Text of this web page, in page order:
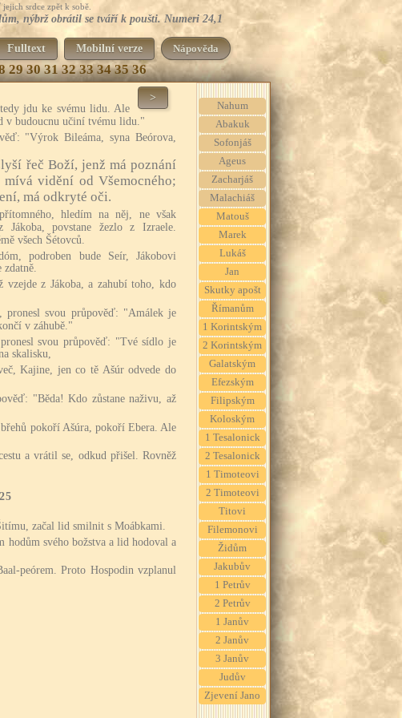
srdce zpět k sobě.
nýbrž obrátil se tváří k poušti. Numeri 24,1
Fulltext Mobilní verze Nápověda
29 30 31 32 33 34 35 36
>
jdu ke svému lidu. Ale
v budoucnu učiní tvému lidu."
"Výrok Bileáma, syna Beórova,
řeč Boží, jenž má poznání
vidění od Všemocného;
má odkryté oči.
hledím na něj, ne však
povstane žezlo z Izraele.
všech Šétovců.
podroben bude Seír, Jákobovi
zdatně.
vzejde z Jákoba, a zahubí toho, kdo
pronesl svou průpověď: "Amálek je
v záhubě."
svou průpověď: "Tvé sídlo je
skalisku,
Kajine, jen co tě Ašúr odvede do
"Běda! Kdo zůstane naživu, až
pokoří Ašúra, pokoří Ebera. Ale
a vrátil se, odkud přišel. Rovněž
začal lid smilnit s Moábkami.
svého božstva a lid hodoval a
peórem. Proto Hospodin vzplanul
Nahum
Abakuk
Sofonjáš
Ageus
Zacharjáš
Malachiáš
Matouš
Marek
Lukáš
Jan
Skutky apošt
Římanům
1 Korintským
2 Korintským
Galatským
Efezským
Filipským
Koloským
1 Tesalonick
2 Tesalonick
1 Timoteovi
2 Timoteovi
Titovi
Filemonovi
Židům
Jakubův
1 Petrův
2 Petrův
1 Janův
2 Janův
3 Janův
Judův
Zjevení Jano